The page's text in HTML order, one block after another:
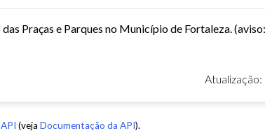
Atualização:
API (veja Documentação da API).